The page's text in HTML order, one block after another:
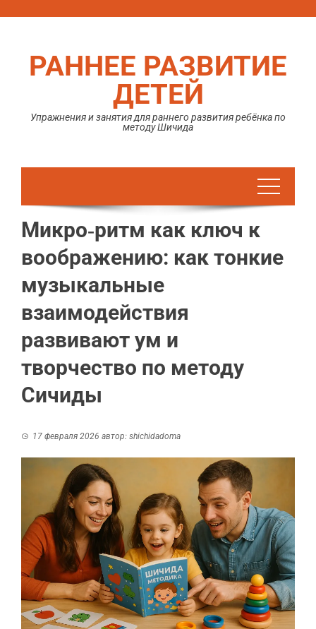
РАННЕЕ РАЗВИТИЕ
ДЕТЕЙ
Упражнения и занятия для раннего развития ребёнка по
методу Шичида
Микро‑ритм как ключ к
воображению: как тонкие
музыкальные
взаимодействия
развивают ум и
творчество по методу
Сичиды
17 февраля 2026 автор: shichidadoma